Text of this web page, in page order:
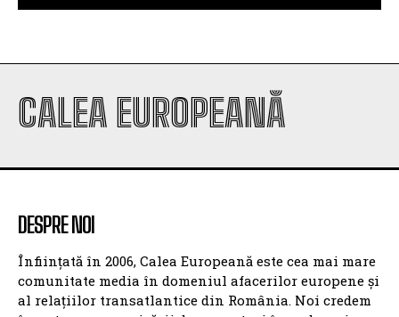
CALEA EUROPEANĂ
DESPRE NOI
Înființată în 2006, Calea Europeană este cea mai mare
comunitate media în domeniul afacerilor europene și